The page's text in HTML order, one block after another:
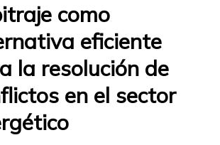
como
eficiente
la resolución de
en el sector